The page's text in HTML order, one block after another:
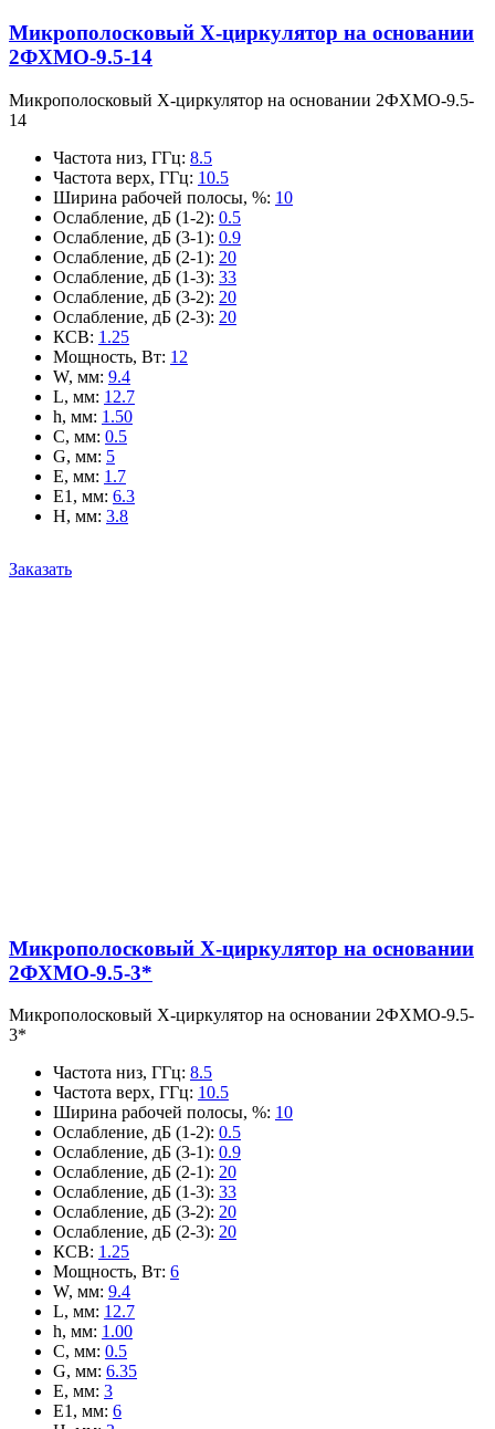
Микрополосковый X-циркулятор на основании
2ФХМО-9.5-14
Микрополосковый X-циркулятор на основании 2ФХМО-9.5-
14
Частота низ, ГГц: 8.5
Частота верх, ГГц: 10.5
Ширина рабочей полосы, %: 10
Ослабление, дБ (1-2): 0.5
Ослабление, дБ (3-1): 0.9
Ослабление, дБ (2-1): 20
Ослабление, дБ (1-3): 33
Ослабление, дБ (3-2): 20
Ослабление, дБ (2-3): 20
КСВ: 1.25
Мощность, Вт: 12
W, мм: 9.4
L, мм: 12.7
h, мм: 1.50
C, мм: 0.5
G, мм: 5
E, мм: 1.7
E1, мм: 6.3
H, мм: 3.8
Заказать
Микрополосковый X-циркулятор на основании
2ФХМО-9.5-3*
Микрополосковый X-циркулятор на основании 2ФХМО-9.5-
3*
Частота низ, ГГц: 8.5
Частота верх, ГГц: 10.5
Ширина рабочей полосы, %: 10
Ослабление, дБ (1-2): 0.5
Ослабление, дБ (3-1): 0.9
Ослабление, дБ (2-1): 20
Ослабление, дБ (1-3): 33
Ослабление, дБ (3-2): 20
Ослабление, дБ (2-3): 20
КСВ: 1.25
Мощность, Вт: 6
W, мм: 9.4
L, мм: 12.7
h, мм: 1.00
C, мм: 0.5
G, мм: 6.35
E, мм: 3
E1, мм: 6